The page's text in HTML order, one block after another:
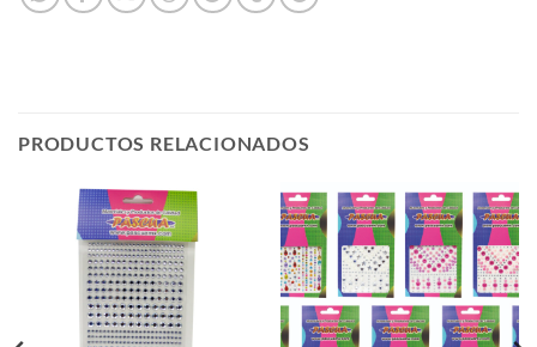
PRODUCTOS RELACIONADOS